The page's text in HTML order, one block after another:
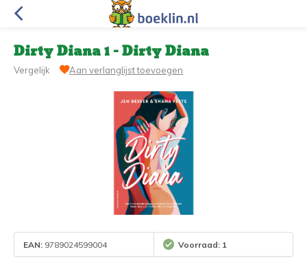
Dirty Diana 1 - Dirty Diana
Vergelijk Aan verlanglijst toevoegen
EAN: 9789024599004 Voorraad: 1